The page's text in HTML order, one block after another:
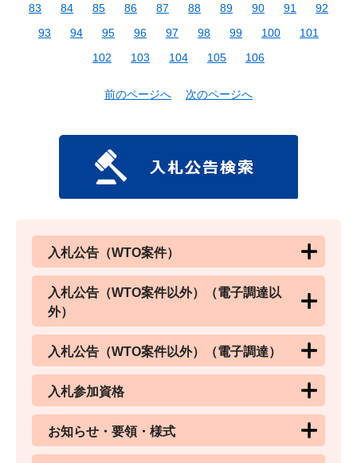
83
84 85 86 87 88 89 90 91
92
93
94 95 96 97 98 99 100
101
102
103 104 105 106
前のページへ 次のページへ
入札公告（WTO案件）
入札公告（WTO案件以外）（電子調達以
外）
入札公告（WTO案件以外）（電子調達）
入札参加資格
お知らせ・要領・様式